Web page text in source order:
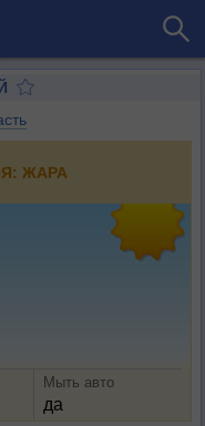
ЖАРА
Мыть авто
да